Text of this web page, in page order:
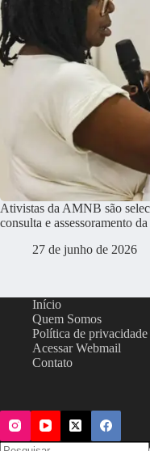
Ativistas da AMNB são
consulta e assessoramento
27 de junho de 2026
Início
Quem Somos
Política de privacidade
Acessar Webmail
Contato